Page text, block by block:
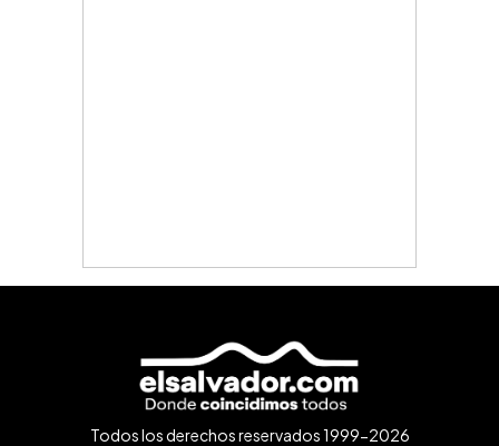
Todos los derechos reservados 1999-2026